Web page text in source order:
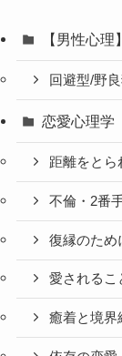
【男性心
回避型/野
恋愛心理学
距離をとら
不倫・2番
復縁のため
愛されるこ
癒着と境界